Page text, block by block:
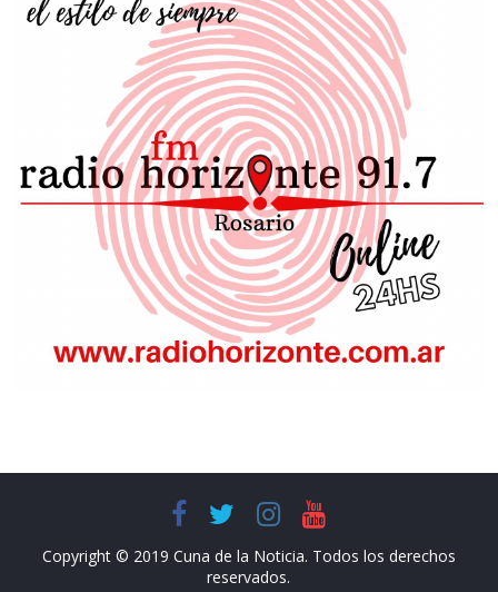
Copyright © 2019 Cuna de la Noticia. Todos los derechos
reservados.